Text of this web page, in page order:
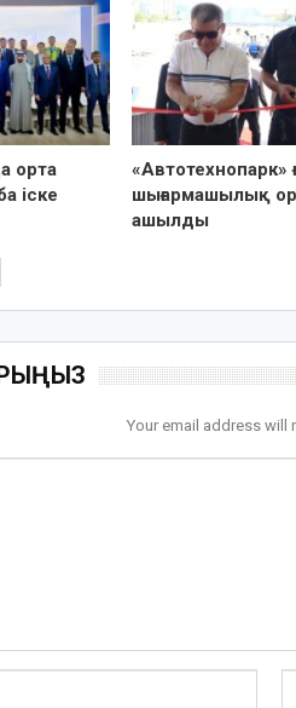
орта
іске
«Автотехнопарк»
шығармашылық
ашылды
Your email address will